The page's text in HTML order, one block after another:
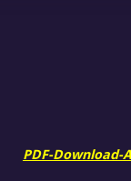
PDF-Download-